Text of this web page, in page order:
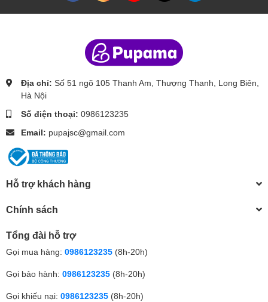
Địa chỉ: Số 51 ngõ 105 Thanh Am, Thượng Thanh, Long Biên,
Hà Nội
Số điện thoại: 0986123235
Email: pupajsc@gmail.com
Hỗ trợ khách hàng
Chính sách
Tổng đài hỗ trợ
Gọi mua hàng: 0986123235 (8h-20h)
Gọi bảo hành: 0986123235 (8h-20h)
Gọi khiếu nại: 0986123235 (8h-20h)